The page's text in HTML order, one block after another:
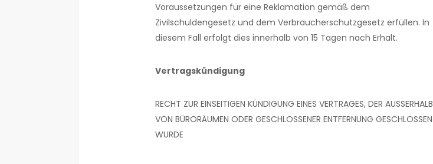
Voraussetzungen für eine Reklamation gemäß dem
Zivilschuldengesetz und dem Verbraucherschutzgesetz erfüllen. In
diesem Fall erfolgt dies innerhalb von 15 Tagen nach Erhalt.
Vertragskündigung
RECHT ZUR EINSEITIGEN KÜNDIGUNG EINES VERTRAGES, DER AUSSERHALB
VON BÜRORÄUMEN ODER GESCHLOSSENER ENTFERNUNG GESCHLOSSEN
WURDE